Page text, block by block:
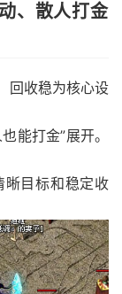
、散人打金
回收稳为核心设
能打金”展开。
晰目标和稳定收